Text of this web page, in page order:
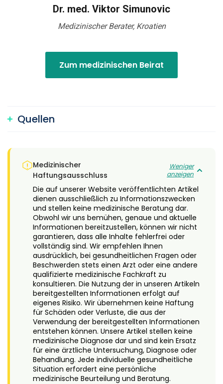
Dr. med. Viktor Simunovic
Medizinischer Berater, Kroatien
Zum medizinischen Beirat
Quellen
Medizinischer
Haftungsausschluss
Weniger
anzeigen
Die auf unserer Website veröffentlichten Artikel
dienen ausschließlich zu Informationszwecken
und stellen keine medizinische Beratung dar.
Obwohl wir uns bemühen, genaue und aktuelle
Informationen bereitzustellen, können wir nicht
garantieren, dass alle Inhalte fehlerfrei oder
vollständig sind. Wir empfehlen Ihnen
ausdrücklich, bei gesundheitlichen Fragen oder
Beschwerden stets einen Arzt oder eine andere
qualifizierte medizinische Fachkraft zu
konsultieren. Die Nutzung der in unseren Artikeln
bereitgestellten Informationen erfolgt auf
eigenes Risiko. Wir übernehmen keine Haftung
für Schäden oder Verluste, die aus der
Verwendung der bereitgestellten Informationen
entstehen können. Unsere Artikel stellen keine
medizinische Diagnose dar und sind kein Ersatz
für eine ärztliche Untersuchung, Diagnose oder
Behandlung. Jede individuelle gesundheitliche
Situation erfordert eine persönliche
medizinische Beurteilung und Beratung.